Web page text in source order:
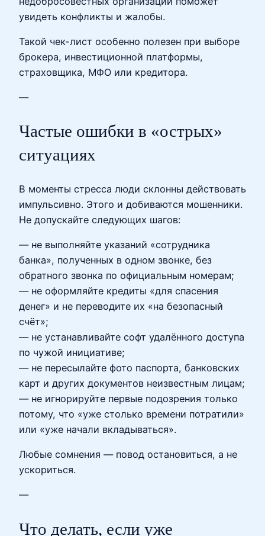
увидеть конфликты и жалобы.
Такой чек-лист особенно полезен при выборе
брокера, инвестиционной платформы,
страховщика, МФО или кредитора.
—
Частые ошибки в «острых»
ситуациях
В моменты стресса люди склонны действовать
импульсивно. Этого и добиваются мошенники.
Не допускайте следующих шагов:
— не выполняйте указаний «сотрудника
банка», полученных в одном звонке, без
обратного звонка по официальным номерам;
— не оформляйте кредиты «для спасения
денег» и не переводите их «на безопасный
счёт»;
— не устанавливайте софт удалённого доступа
по чужой инициативе;
— не пересылайте фото паспорта, банковских
карт и других документов неизвестным лицам;
— не игнорируйте первые подозрения только
потому, что «уже столько времени потратили»
или «уже начали вкладываться».
Любые сомнения — повод остановиться, а не
ускориться.
—
Что делать, если уже